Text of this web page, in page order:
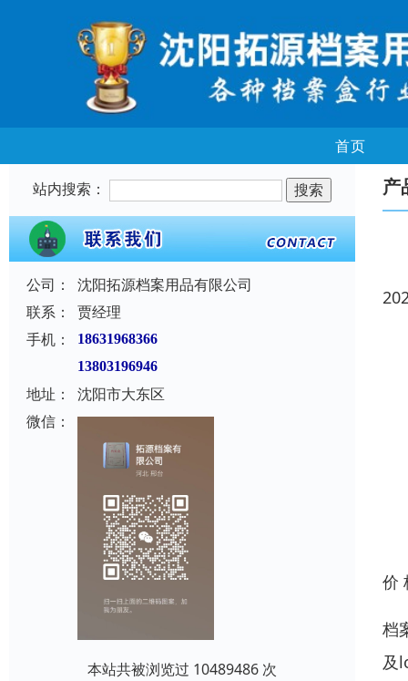
首页
站内搜索：
公司：
沈阳拓源档案用品有限公司
联系：
贾经理
手机：
18631968366
13803196946
地址：
沈阳市大东区
微信：
本站共被浏览过 10489486 次
产
价
档
及